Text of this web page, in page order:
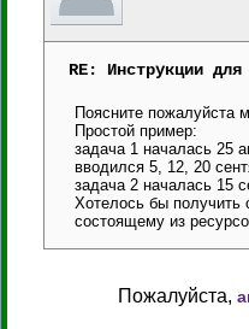
RE: Инструкции
Поясните пожалуйста
Простой пример:
задача 1 началась 25
вводился 5, 12, 20
задача 2 началась 15
Хотелось бы получить
состоящему из
Пожалуйста,